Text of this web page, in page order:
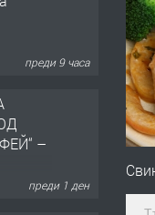
преди 9 часа
–
преди 1 ден